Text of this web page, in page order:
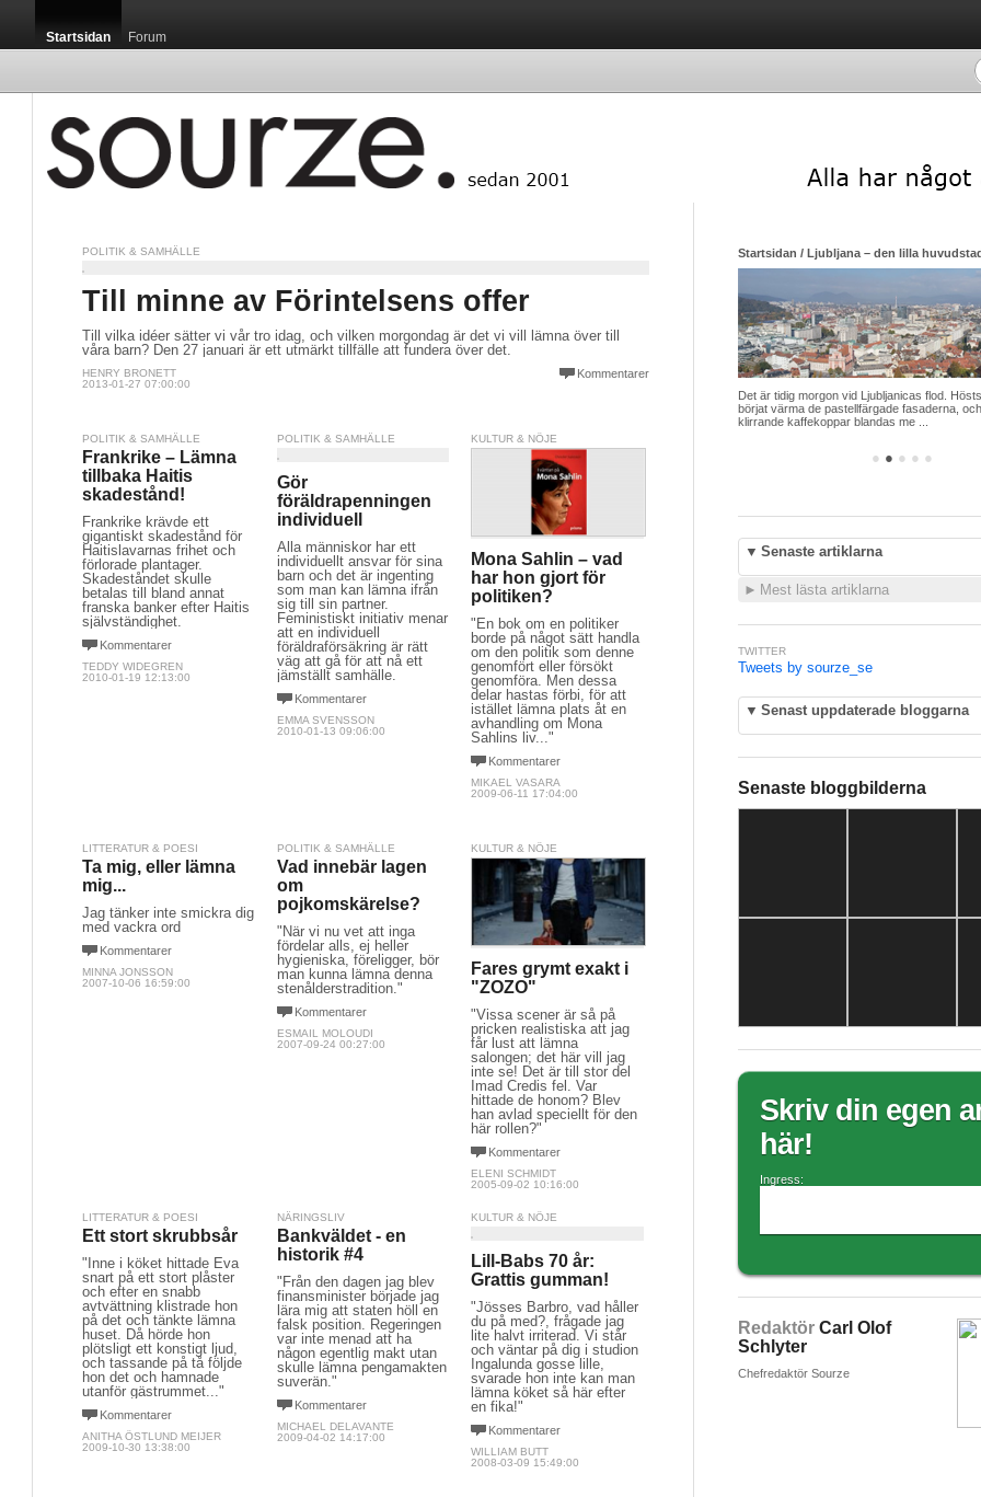
Startsidan Forum
POLITIK & SAMHÄLLE
Till minne av Förintelsens offer
Till vilka idéer sätter vi vår tro idag, och vilken morgondag är det vi vill lämna över till
våra barn? Den 27 januari är ett utmärkt tillfälle att fundera över det.
Kommentarer
HENRY BRONETT
2013-01-27 07:00:00
POLITIK & SAMHÄLLE
Frankrike – Lämna
tillbaka Haitis
skadestånd!
Frankrike krävde ett
gigantiskt skadestånd för
Haitislavarnas frihet och
förlorade plantager.
Skadeståndet skulle
betalas till bland annat
franska banker efter Haitis
självständighet.
Kommentarer
TEDDY WIDEGREN
2010-01-19 12:13:00
POLITIK & SAMHÄLLE
Gör
föräldrapenningen
individuell
Alla människor har ett
individuellt ansvar för sina
barn och det är ingenting
som man kan lämna ifrån
sig till sin partner.
Feministiskt initiativ menar
att en individuell
föräldraförsäkring är rätt
väg att gå för att nå ett
jämställt samhälle.
Kommentarer
EMMA SVENSSON
2010-01-13 09:06:00
KULTUR & NÖJE
Mona Sahlin – vad
har hon gjort för
politiken?
"En bok om en politiker
borde på något sätt handla
om den politik som denne
genomfört eller försökt
genomföra. Men dessa
delar hastas förbi, för att
istället lämna plats åt en
avhandling om Mona
Sahlins liv..."
Kommentarer
MIKAEL VASARA
2009-06-11 17:04:00
LITTERATUR & POESI
Ta mig, eller lämna
mig...
Jag tänker inte smickra dig
med vackra ord
Kommentarer
MINNA JONSSON
2007-10-06 16:59:00
POLITIK & SAMHÄLLE
Vad innebär lagen
om
pojkomskärelse?
"När vi nu vet att inga
fördelar alls, ej heller
hygieniska, föreligger, bör
man kunna lämna denna
stenålderstradition."
Kommentarer
ESMAIL MOLOUDI
2007-09-24 00:27:00
KULTUR & NÖJE
Fares grymt exakt i
"ZOZO"
"Vissa scener är så på
pricken realistiska att jag
får lust att lämna
salongen; det här vill jag
inte se! Det är till stor del
Imad Credis fel. Var
hittade de honom? Blev
han avlad speciellt för den
här rollen?"
Kommentarer
ELENI SCHMIDT
2005-09-02 10:16:00
LITTERATUR & POESI
Ett stort skrubbsår
"Inne i köket hittade Eva
snart på ett stort plåster
och efter en snabb
avtvättning klistrade hon
på det och tänkte lämna
huset. Då hörde hon
plötsligt ett konstigt ljud,
och tassande på tå följde
hon det och hamnade
utanför gästrummet..."
Kommentarer
ANITHA ÖSTLUND MEIJER
2009-10-30 13:38:00
NÄRINGSLIV
Bankväldet - en
historik #4
"Från den dagen jag blev
finansminister började jag
lära mig att staten höll en
falsk position. Regeringen
var inte menad att ha
någon egentlig makt utan
skulle lämna pengamakten
suverän."
Kommentarer
MICHAEL DELAVANTE
2009-04-02 14:17:00
KULTUR & NÖJE
Lill-Babs 70 år:
Grattis gumman!
"Jösses Barbro, vad håller
du på med?, frågade jag
lite halvt irriterad. Vi står
och väntar på dig i studion
Ingalunda gosse lille,
svarade hon inte kan man
lämna köket så här efter
en fika!"
Kommentarer
WILLIAM BUTT
2008-03-09 15:49:00
● ● ● ● ●
Startsidan / Ljubljana – den lilla
Det är tidig morgon vid Ljubljanicas flod.
börjat värma de pastellfärgade fasaderna,
klirrande kaffekoppar blandas me ...
▼ Senaste artiklarna
Visa:Hela sourze.se
Startsidan:Gourmetresa till
på något
Startsidan :Tre kulinariska nedslag
sommaren 2021 – Aten, Split och
Startsidan:De socialt, ofrivilligt
finns kvar - även utan Corona-
Startsidan:ABBA och Streisand i
Startsidan:Tre spännande
nedslag i Sommarsverige
Startsidan:Mobbningens
år senare
Startsidan:Skönt för både kropp
Tweets by sourze_se
▼Senast uppdaterade bloggarna
Senaste bloggbilderna